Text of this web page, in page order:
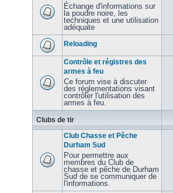
Échange d'informations sur
la poudre noire, les
techniques et une utilisation
adéquate
Reloading
Contrôle et régistres des
armes à feu
Ce forum vise à discuter
des réglementations visant
contrôler l'utilisation des
armes à feu.
Clubs de tir
Club Chasse et Pêche
Durham Sud
Pour permettre aux
membres du Club de
chasse et pêche de Durham
Sud de se communiquer de
l'informations.